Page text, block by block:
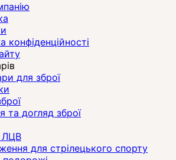
конфіденційності
для зброї
та догляд зброї
ЛЦВ
для стрілецького спорту